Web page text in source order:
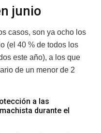
junio
casos, son ya ocho los
(el 40 % de todos los
este año), a los que
de un menor de 2
a las
durante el